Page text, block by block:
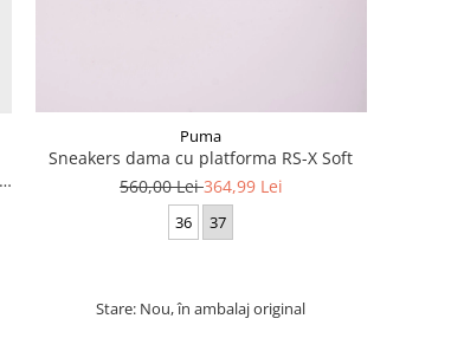
Puma
Sneakers dama cu platforma RS-X Soft
560,00 Lei364,99 Lei
36 37
Stare: Nou, în ambalaj original